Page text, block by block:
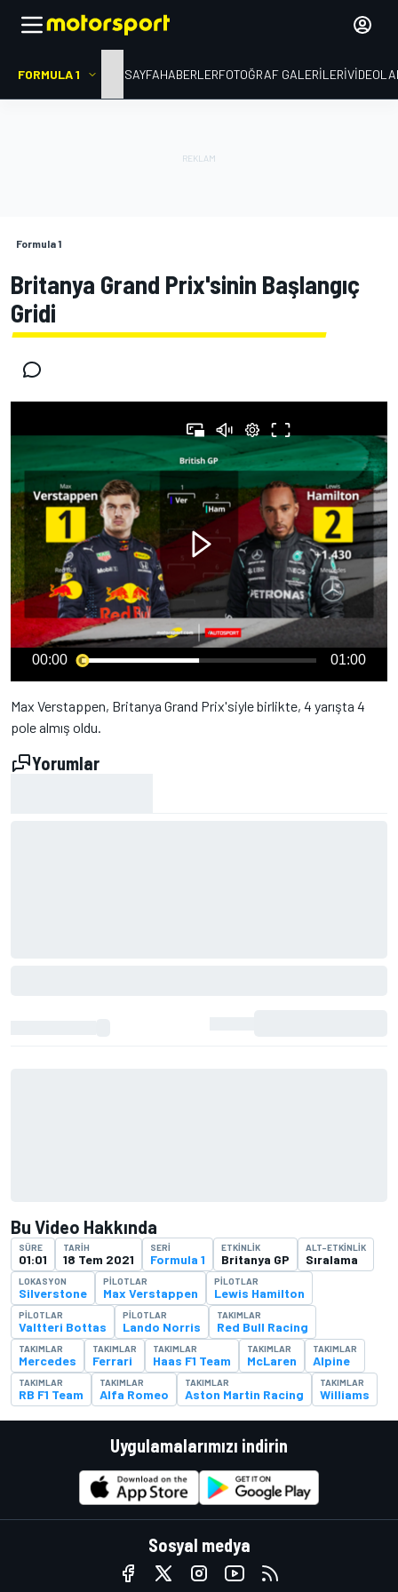
FORMULA 1 ANA SAYFAHABERLERFOTOĞRAF GALERILERI
Formula 1
Britanya Grand Prix'sinin Başlangıç
Gridi
00:00 01:00
Max Verstappen, Britanya Grand Prix'siyle birlikte, 4 yarışta 4
pole almış oldu.
Yorumlar
Bu Video Hakkında
SÜRE
01:01
TARIH
18 Tem 2021
SERI
Formula 1
ETKINLIK
Britanya GP
ALT-ETKINLIK
Sıralama
LOKASYON
Silverstone
PILOTLAR
Max Verstappen
PILOTLAR
Lewis Hamilton
PILOTLAR
Valtteri Bottas
PILOTLAR
Lando Norris
TAKIMLAR
Red Bull Racing
TAKIMLAR
Mercedes
TAKIMLAR
Ferrari
TAKIMLAR
Haas F1 Team
TAKIMLAR
McLaren
TAKIMLAR
Alpine
TAKIMLAR
RB F1 Team
TAKIMLAR
Alfa Romeo
TAKIMLAR
Aston Martin Racing
TAKIMLAR
Williams
Uygulamalarımızı indirin
Sosyal medya